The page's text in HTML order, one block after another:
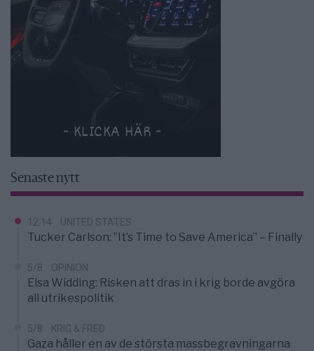
Senaste nytt
12:14 UNITED STATES
Tucker Carlson: ”It’s Time to Save America” – Finally
5/8 OPINION
Elsa Widding: Risken att dras in i krig borde avgöra
all utrikespolitik
5/8 KRIG & FRED
Gaza håller en av de största massbegravningarna